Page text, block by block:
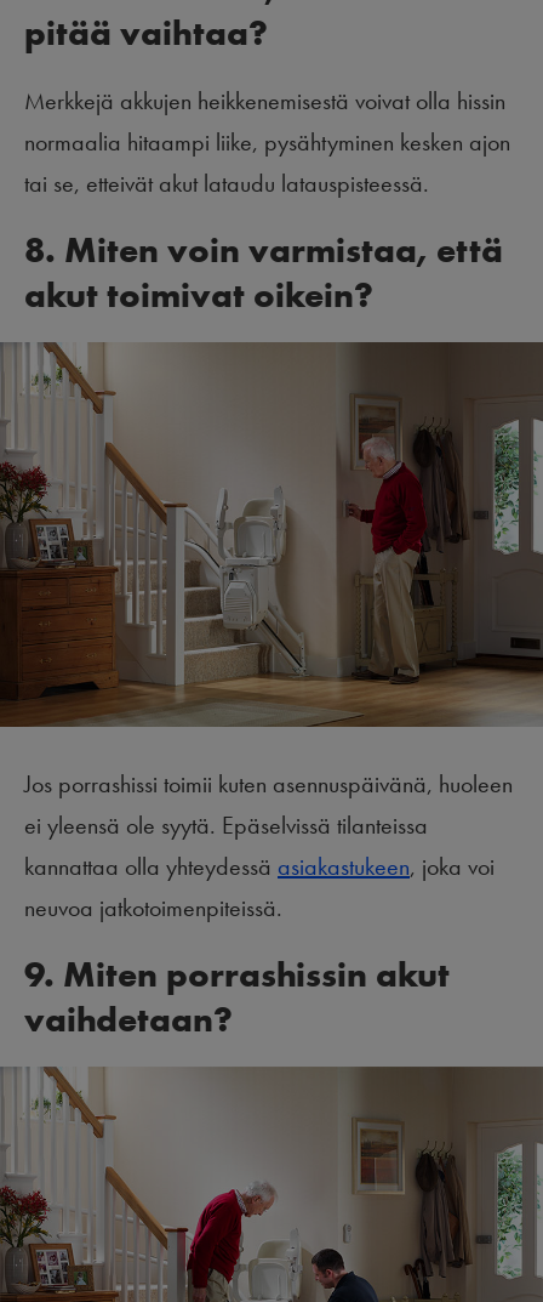
pitää vaihtaa?
Merkkejä akkujen heikkenemisestä voivat olla hissin
normaalia hitaampi liike, pysähtyminen kesken ajon
tai se, etteivät akut lataudu latauspisteessä.
8. Miten voin varmistaa, että
akut toimivat oikein?
Jos porrashissi toimii kuten asennuspäivänä, huoleen
ei yleensä ole syytä. Epäselvissä tilanteissa
kannattaa olla yhteydessä asiakastukeen, joka voi
neuvoa jatkotoimenpiteissä.
9. Miten porrashissin akut
vaihdetaan?